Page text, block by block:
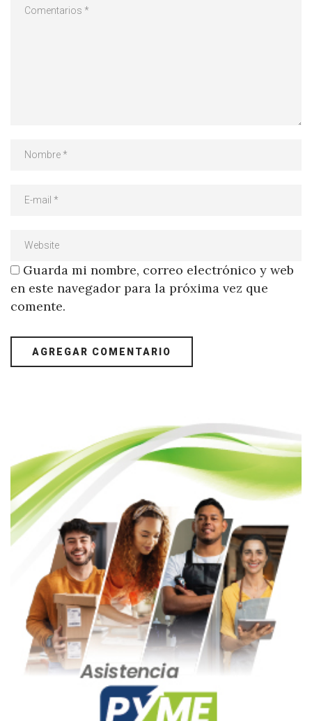
Guarda mi nombre, correo electrónico y web
en este navegador para la próxima vez que
comente.